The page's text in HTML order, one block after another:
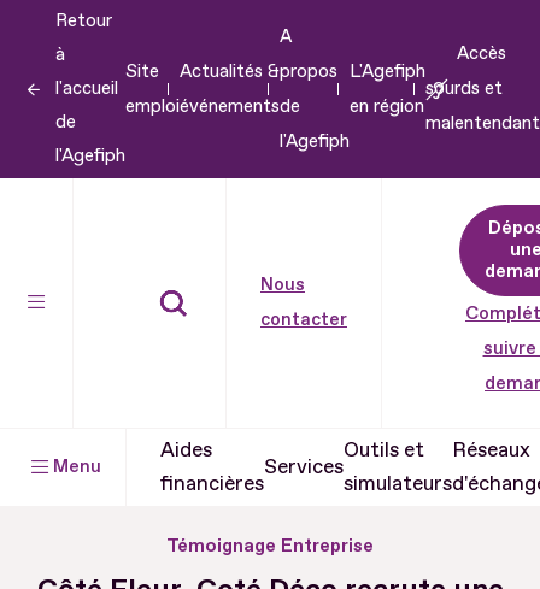
contenu
Retour
à
l'accueil
de
l'Agefiph
Site
emploi
Actualités &
événements
A
propos
de
l'Agefiph
L'Agefiph
en région
Accès
sourds et
Nous
contacter
suivre
Menu
Aides
financières
Services
Outils et
simulateurs
Réseaux
Témoignage Entreprise